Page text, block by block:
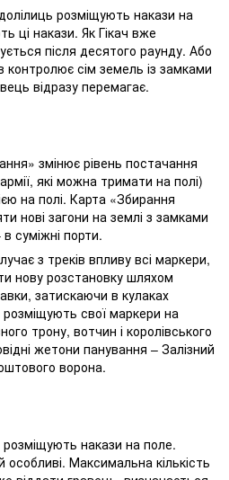
розміщують накази на
ці накази. Як Гікач вже
після десятого раунду. Або
сім земель із замками
відразу перемагає.
змінює рівень постачання
які можна тримати на полі)
на полі. Карта «Збирання
нові загони на землі з замками
суміжні порти.
з треків впливу всі маркери,
нову розстановку шляхом
затискаючи в кулаках
свої маркери на
трону, вотчин і королівського
жетони панування – Залізний
ворона.
розміщують накази на поле.
Максимальна кількість